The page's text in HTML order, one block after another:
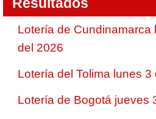
Lotería de Cundinamarca
del 2026
Lotería del Tolima lunes
Lotería de Bogotá jueves